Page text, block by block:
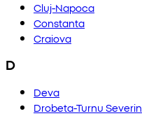
Cluj-Napoca
Constanta
Craiova
D
Deva
Drobeta-Turnu Severin